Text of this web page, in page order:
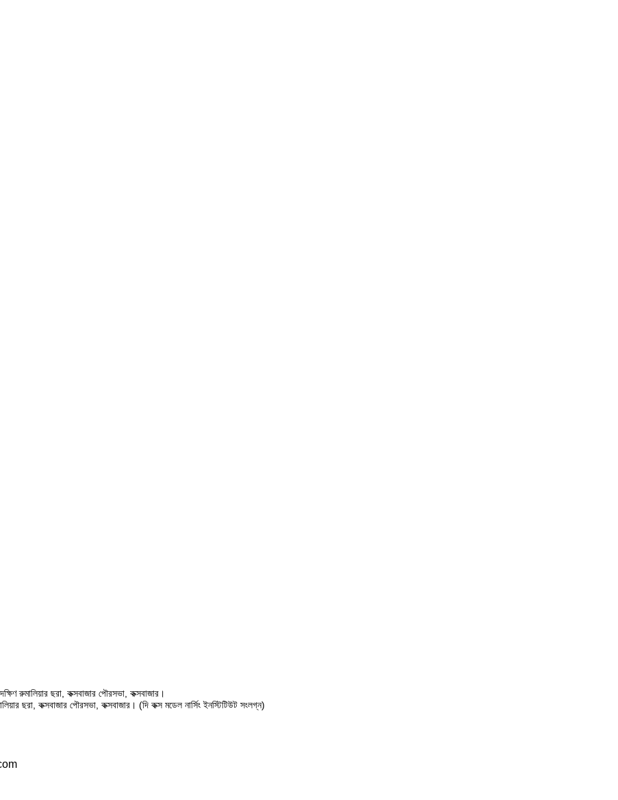
রুমালিয়ার ছরা, কক্সবাজার পৌরসভা, কক্সবাজার।
ছরা, কক্সবাজার পৌরসভা, কক্সবাজার। (দি কক্স মডেল নার্সিং ইনস্টিটিউট সংলগ্ন)